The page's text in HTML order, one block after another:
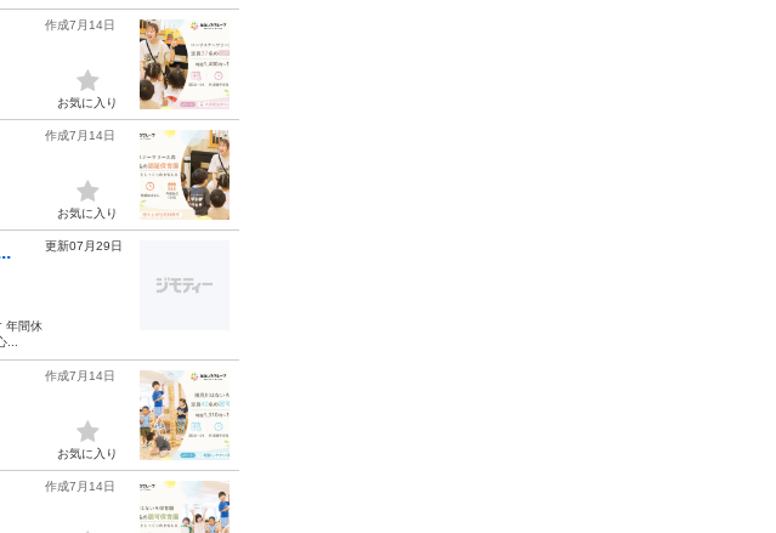
作成7月14日
お気に入り
作成7月14日
お気に入り
年間休
更新07月29日
作成7月14日
お気に入り
作成7月14日